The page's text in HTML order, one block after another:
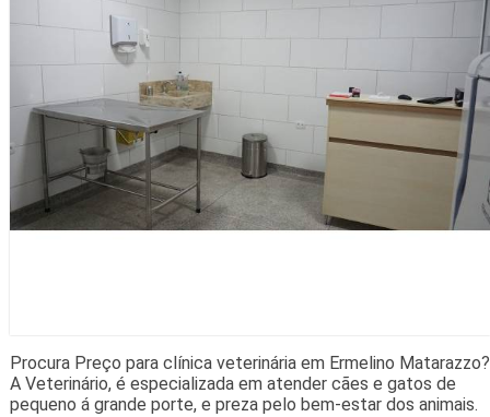
Procura Preço para clínica veterinária em Ermelino Matarazzo?
A Veterinário, é especializada em atender cães e gatos de
pequeno á grande porte, e preza pelo bem-estar dos animais.